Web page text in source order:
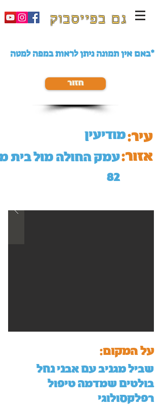
גם בפייסבוק
באם אין תמונה ניתן לראות במפה למטה*
חזור
מודיעין
עמק החולה מול בית
82
עיר:
אזור:
על המקום:
שביל מגניב עם אבני נחל
בולטים שמדמה טיפול
רפלקסולוגי